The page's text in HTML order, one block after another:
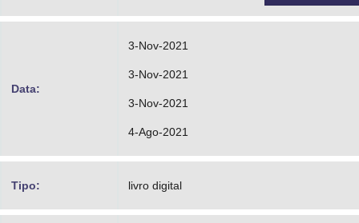
Data:
3-Nov-2021
3-Nov-2021
3-Nov-2021
4-Ago-2021
Tipo: livro digital